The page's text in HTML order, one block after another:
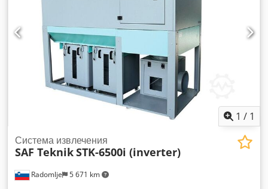
ТЕХНИЧЕСКИЕ ХАРАКТЕРИСТИКИ: - Мощность двигателя:
11 кВт - НОВИНКА: частотный преобразователь для
основного двигателя - Производительность по вытяжке: 10
000 м³/ч - Скорость воздуха: 41 м/с - Площадь фильтра: 30
м² - Объем контейнера: 810 литров - Диаметр входа
вытяжки: 355 мм - Вес: 740 кг - Габариты: 3170 мм x 1200
мм x 2330 мм Cedpfx Ahsf D S Trjlsha ДОСТУПНЫ ДРУГИЕ
МОДЕЛИ: - STK-6500 (6500 м³/ч) - STK-8000 (8000 м³/ч)
1 / 1
Radomlje 5 671 km
Система извлечения
SAF TeknikSTK-6500i (inverter)